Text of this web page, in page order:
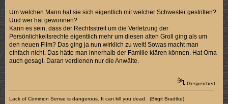
Um welchen Mann hat sie sich eigentlich mit welcher Schwester gestritten?
Und wer hat gewonnen?
Kann es sein, dass der Rechtsstreit um die Verletzung der
Persönlichkeitsrechte eigentlich mehr um diesen alten Groll ging als um
den neuen Film? Das ging ja nun wirklich zu weit! Sowas macht man
einfach nicht. Das hätte man innerhalb der Familie klären können. Hat Oma
auch gesagt. Daran verdienen nur die Anwälte.
Gespeichert
Lack of Common Sense is dangerous. It can kill you dead. (Birgit Bradtke)